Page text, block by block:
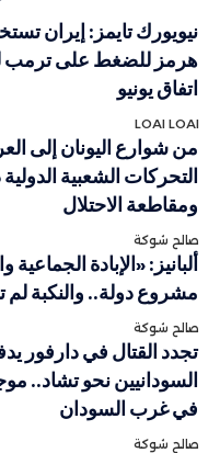
نيويورك تايمز: إيران
هرمز للضغط على ترمب
اتفاق يونيو
LOAI LOAI
من شوارع اليونان إلى
التحركات الشعبية
ومقاطعة الاحتلال
صالح شوكة
ألبانيز: «الإبادة
مشروع دولة.. والنكبة لم
صالح شوكة
تجدد القتال في دارفور
السودانيين نحو تشاد..
في غرب السودان
صالح شوكة